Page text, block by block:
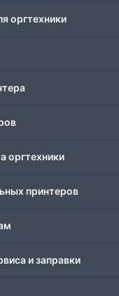
оргтехники
оргтехники
принтеров
и заправки